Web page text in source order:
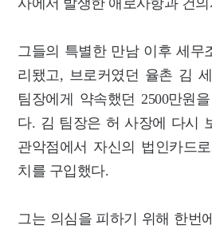
그들의 특별한 만남 이후 세무
리됐고, 브로커였던 율촌 김
팀장에게 약속했던 2500만원
다. 김 팀장은 허 사장에 다시
관악점에서 자신의 법인카드
치를 구입했다.
그는 의심을 피하기 위해 한번